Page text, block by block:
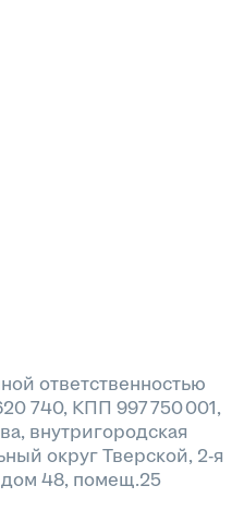
ответственностью
740, КПП 997 750 001,
внутригородская
округ Тверской, 2-я
дом 48, помещ.25